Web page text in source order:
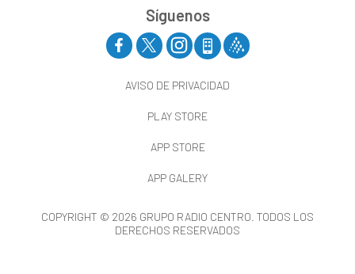
Síguenos
AVISO DE PRIVACIDAD
PLAY STORE
APP STORE
APP GALERY
COPYRIGHT © 2026 GRUPO RADIO CENTRO. TODOS LOS
DERECHOS RESERVADOS